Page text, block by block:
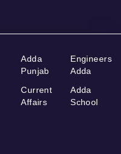
Adda
Punjab
Current
Affairs
Engineers
Adda
Adda
School